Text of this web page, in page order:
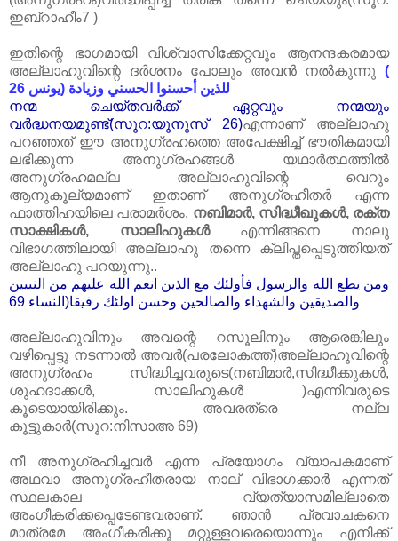
ഇബ്‌റാഹീം7 )
ഇതിന്റെ ഭാഗമായി വിശ്വാസിക്കേറ്റവും ആനന്ദകരമായ
അല്ലാഹുവിന്റെ ദർശനം പോലും അവൻ നൽകുന്നു (
للذين أحسنوا الحسني وزيادة (يونس 26
നന്മ ചെയ്തവർക്ക്‌ ഏറ്റവും നന്മയും
വർദ്ധനയമുണ്ട്‌(സൂറ:യൂനുസ്‌ 26)എന്നാണ്‌ അല്ലാഹു
പറഞ്ഞത്‌ ഈ അനുഗ്രഹത്തെ അപേക്ഷിച്ച്‌ ഭൗതികമായി
ലഭിക്കുന്ന അനുഗ്രഹങ്ങൾ യഥാർത്ഥത്തിൽ
അനുഗ്രഹമല്ല അല്ലാഹുവിന്റെ വെറും
ആനുകൂല്യമാണ്‌ ഇതാണ്‌ അനുഗ്രഹീതർ എന്ന
ഫാത്തിഹയിലെ പരാമർശം. നബിമാർ, സിദ്ധീഖുകള്‍, രക്ത
സാക്ഷികൾ, സാലിഹുകൾഎന്നിങ്ങനെ നാലു
വിഭാഗത്തിലായി അല്ലാഹു തന്നെ ക്ലിപ്തപ്പെടുത്തിയത്‌
അല്ലാഹു പറയുന്നു..
ومن يطع الله والرسول فأولئك مع الذين انعم الله عليهم من النبيين
والصديقين والشهداء والصالحين وحسن اولئك رفيقا(النساء 69
അല്ലാഹുവിനും അവന്റെ റസൂലിനും ആരെങ്കിലും
വഴിപ്പെട്ടു നടന്നാല്‍ അവര്‍(പരലോകത്ത്‌)അല്ലാഹുവിന്റെ
അനുഗ്രഹം സിദ്ധിച്ചവരുടെ(നബിമാര്‍,സിദ്ധീക്കുകള്‍,
ശുഹദാക്കള്‍, സാലിഹുകള്‍ )എന്നിവരുടെ
കൂടെയായിരിക്കും. അവരത്രെ നല്ല
കൂട്ടുകാര്‍(സൂറ:നിസാഅ 69)
നീ അനുഗ്രഹിച്ചവര്‍ എന്ന പ്രയോഗം വ്യാപകമാണ്‌
അഥവാ അനുഗ്രഹീതരായ നാല്‌ വിഭാഗക്കാര്‍ എന്നത്‌
സ്ഥലകാല വ്യത്യാസമില്ലാതെ
അംഗീകരിക്കപ്പെടേണ്ടവരാണ്‌. ഞാന്‍ പ്രവാചകനെ
മാത്രമേ അംഗീകരിക്കൂ മറ്റുള്ളവരെയൊന്നും എനിക്ക്‌